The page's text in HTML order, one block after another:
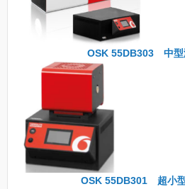
OSK 55DB303 中型
OSK 55DB301 超小